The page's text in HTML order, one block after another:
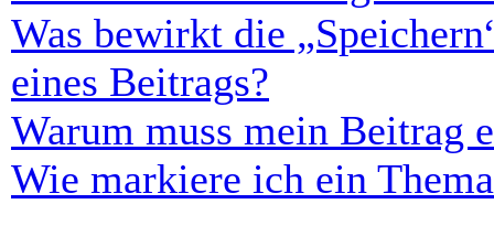
Was bewirkt die
eines Beitrags?
Warum muss mein Beitrag
Wie markiere ich ein